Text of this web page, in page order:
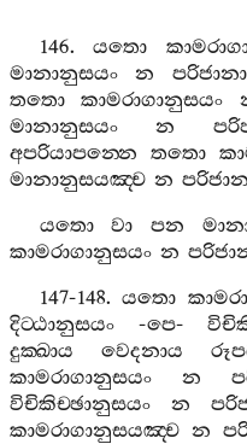
146.යතො
මානානුසයං
න
තතො
කාමරාගානුසයං
මානානුසයං
න
අපරියාපන‍්නෙ
තතො
මානානුසයඤ‍්ච න
යතො
වා පන
කාමරාගානුසයං න
147-148.යතො
දිට‍්ඨානුසයං -පෙ-
දුක‍්ඛාය
වෙදනාය
කාමරාගානුසයං
න
විචිකිච‍්ඡානුසයං
න
කාමරාගානුසයඤ‍්ච න